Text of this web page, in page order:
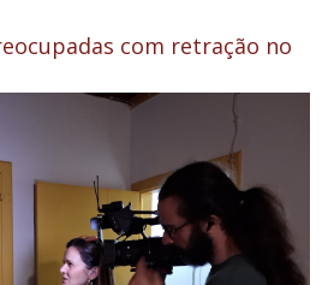
com retração no